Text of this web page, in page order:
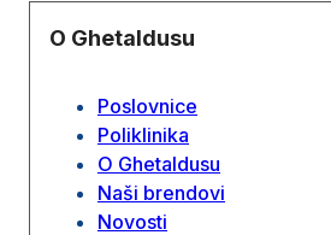
O Ghetaldusu
Poslovnice
Poliklinika
O Ghetaldusu
Naši brendovi
Novosti